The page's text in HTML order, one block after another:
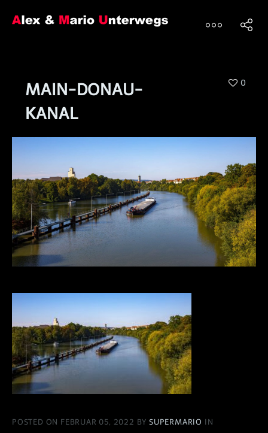
MAIN-DONAU-
KANAL
0
POSTED ON FEBRUAR 05, 2022 BYSUPERMARIO IN